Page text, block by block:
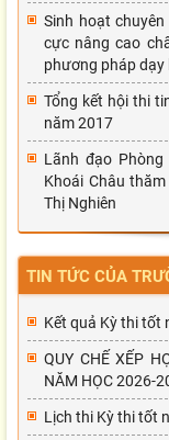
Sinh hoạt
cực nâng cao
phương pháp dạy
Tổng kết hội thi
năm 2017
Lãnh đạo
Khoái Châu
Thị Nghiên
TIN TỨC CỦA
Kết quả Kỳ thi tốt
QUY CHẾ XẾP
NĂM HỌC 2026-
Lịch thi Kỳ thi tốt